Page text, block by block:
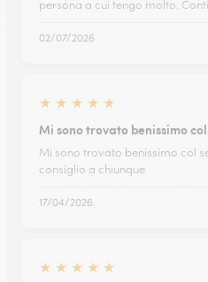
persona a cui tengo molto.
02/07/2026
★ ★ ★ ★ ★
Mi sono trovato benissimo
Mi sono trovato benissimo col
consiglio a chiunque
17/04/2026
★ ★ ★ ★ ★